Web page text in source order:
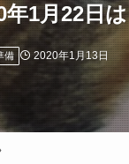
年1月22日
備 2020年1月13日